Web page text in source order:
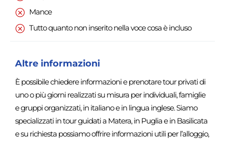
Mance
Tutto quanto non inserito nella voce cosa è incluso
Altre informazioni
È possibile chiedere informazioni e prenotare tour privati di
uno o più giorni realizzati su misura per individuali, famiglie
e gruppi organizzati, in italiano e in lingua inglese. Siamo
specializzati in tour guidati a Matera, in Puglia e in Basilicata
e su richiesta possiamo offrire informazioni utili per l’alloggio,